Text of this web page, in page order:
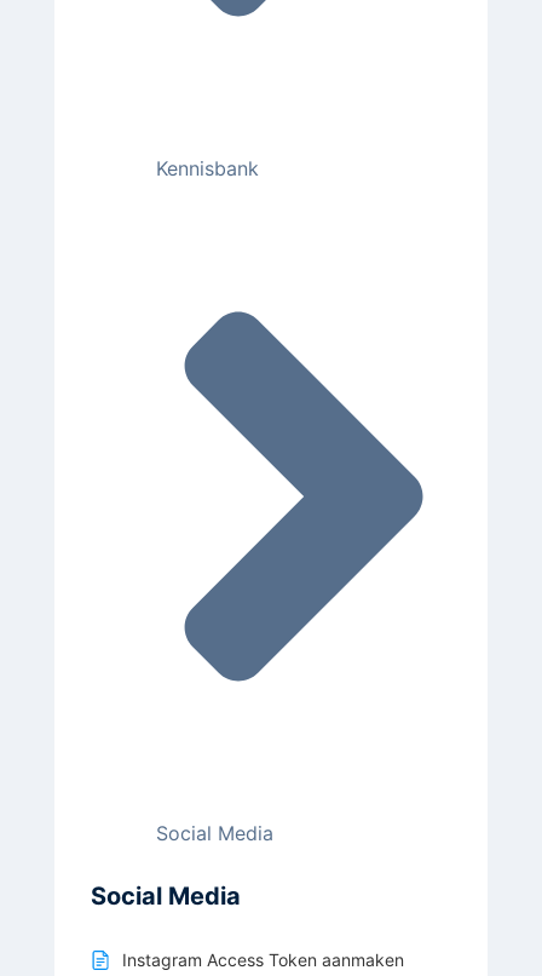
Kennisbank
Social Media
Social Media
Instagram Access Token aanmaken